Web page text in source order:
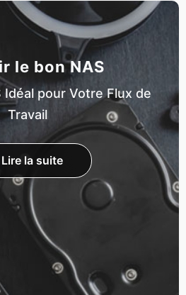
le bon NAS
Idéal pour Votre Flux de
Travail
Lire la suite